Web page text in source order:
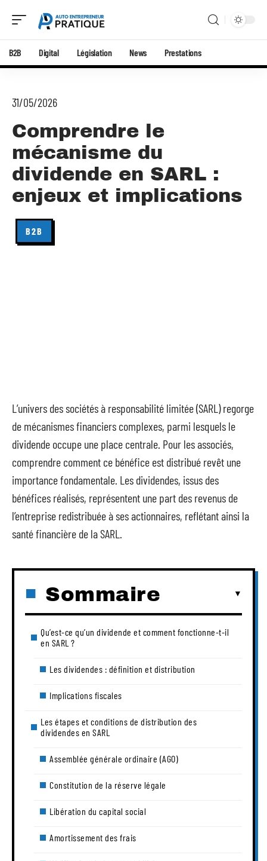
B2B Digital Législation News Prestations
31/05/2026
Comprendre le
mécanisme du
dividende en SARL :
enjeux et implications
B2B
L’univers des sociétés à responsabilité limitée (SARL) regorge
de mécanismes financiers complexes, parmi lesquels le
dividende occupe une place centrale. Pour les associés,
comprendre comment ce bénéfice est distribué revêt une
importance fondamentale. Les dividendes, issus des
bénéfices réalisés, représentent une part des revenus de
l’entreprise redistribuée à ses actionnaires, reflétant ainsi la
santé financière de la SARL.
Sommaire
Qu’est-ce qu’un dividende et comment fonctionne-t-il
en SARL ?
Les dividendes : définition et distribution
Implications fiscales
Les étapes et conditions de distribution des
dividendes en SARL
Assemblée générale ordinaire (AGO)
Constitution de la réserve légale
Libération du capital social
Amortissement des frais